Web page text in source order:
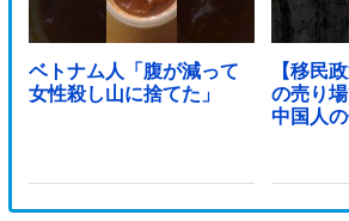
ベトナム人「腹が減って
女性殺し山に捨てた」
【移民
の売り
中国人